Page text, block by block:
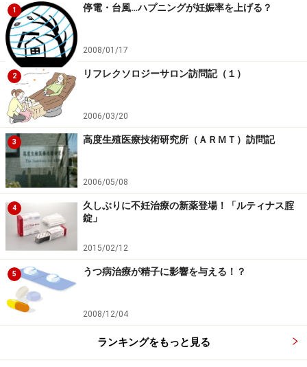
精卵が少ないことです。受精卵が少なければ、妊娠率も
上がってきません。詳しいデータによると1回の採卵数
において15個ぐらいまでは妊娠率が採卵数に比例して上
昇します。
もともと、1個しか採らないという発想に行き着いたの
は、通常の排卵が1個なのだからそれに近づけようとい
うこと、そして、多くの原始卵胞から最適な１個が選ば
れてきたのではないかという概念があるためです。
卵巣では多くの卵子が育つ力を持っています。
しかし、最近の研究で、卵胞・卵子が１個に選ばれて大
きくなるのは
で、選ばれしものではないことも分かってきています。
受精卵１個あたりで平均すると、赤ちゃんまで成長でき
る確率は5％ぐらいと報告されています。
1 停電・台風…ハプニングが妊娠率を上げる？
2008/01/17
2 リフレクソロジーサロン訪問記（１）
2006/03/20
3 高度生殖医療技術研究所（ＡＲＭＴ）訪問記
2006/05/08
4
久しぶりに不妊治療の新薬登場！「ルティナス腟
錠」
2015/02/12
5 うつ病治療が精子に影響を与える！？
2008/12/04
ランキングをもっと見る